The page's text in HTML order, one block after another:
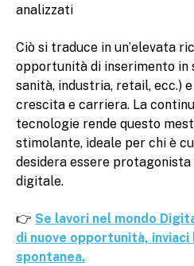
analizzati
Ciò si traduce in un’elevata
opportunità di inserimento in
sanità, industria, retail, ecc.)
crescita e carriera. La
tecnologie rende questo
stimolante, ideale per chi è
desidera essere
digitale.
👉 Se lavori nel mondo
di nuove opportunità,
spontanea.